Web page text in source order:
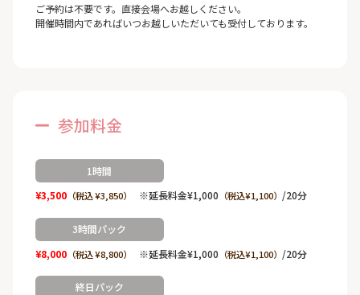
ご予約は不要です。直接会場へお越しください。
開催時間内であればいつお越しいただいても受付しております。
参加料金
1時間
¥3,500（税込 ¥3,850） ※延長料金¥1,000 （税込¥1,100） /20分
3時間パック
¥8,000（税込 ¥8,800） ※延長料金¥1,000 （税込¥1,100） /20分
終日パック